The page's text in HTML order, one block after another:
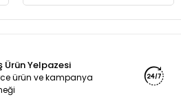
Ürün Yelpazesi
ürün ve kampanya